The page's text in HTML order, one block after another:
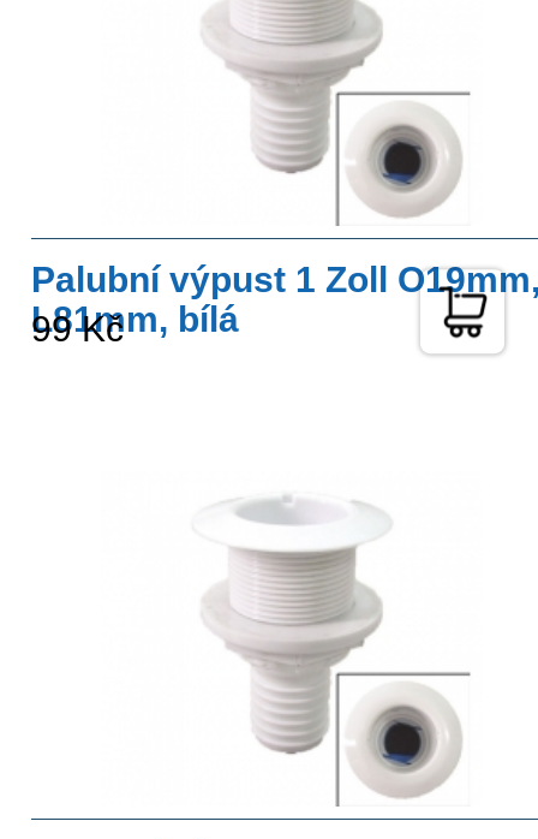
Palubní výpust 1 Zoll
L81mm, bílá
99 Kč